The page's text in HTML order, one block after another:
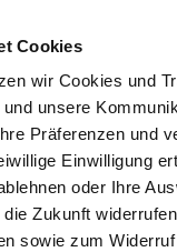
Cookies
wir Cookies und
unsere
Präferenzen und
Einwilligung
oder Ihre
Zukunft
sowie zum